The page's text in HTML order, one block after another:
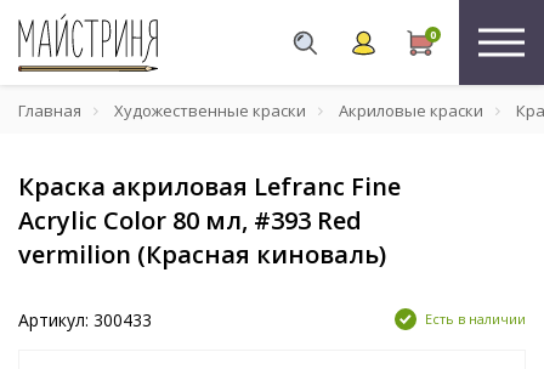
0
Главная Художественные краски Акриловые краски
Краска акриловая Lefranc Fine
Acrylic Color 80 мл, #393 Red
vermilion (Красная киноваль)
Артикул: 300433 Есть в наличии